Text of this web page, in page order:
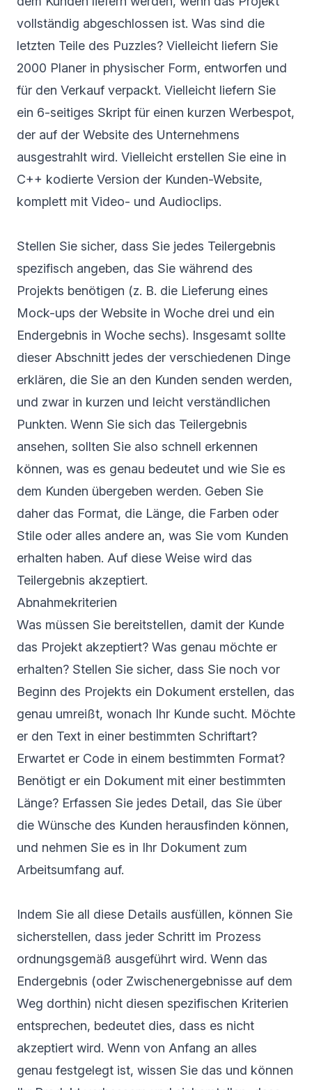
vollständig abgeschlossen ist. Was sind die
letzten Teile des Puzzles? Vielleicht liefern Sie
2000 Planer in physischer Form, entworfen und
für den Verkauf verpackt. Vielleicht liefern Sie
ein 6-seitiges Skript für einen kurzen Werbespot,
der auf der Website des Unternehmens
ausgestrahlt wird. Vielleicht erstellen Sie eine in
C++ kodierte Version der Kunden-Website,
komplett mit Video- und Audioclips.
Stellen Sie sicher, dass Sie jedes Teilergebnis
spezifisch angeben, das Sie während des
Projekts benötigen (z. B. die Lieferung eines
Mock-ups der Website in Woche drei und ein
Endergebnis in Woche sechs). Insgesamt sollte
dieser Abschnitt jedes der verschiedenen Dinge
erklären, die Sie an den Kunden senden werden,
und zwar in kurzen und leicht verständlichen
Punkten. Wenn Sie sich das Teilergebnis
ansehen, sollten Sie also schnell erkennen
können, was es genau bedeutet und wie Sie es
dem Kunden übergeben werden. Geben Sie
daher das Format, die Länge, die Farben oder
Stile oder alles andere an, was Sie vom Kunden
erhalten haben. Auf diese Weise wird das
Teilergebnis akzeptiert.
Abnahmekriterien
Was müssen Sie bereitstellen, damit der Kunde
das Projekt akzeptiert? Was genau möchte er
erhalten? Stellen Sie sicher, dass Sie noch vor
Beginn des Projekts ein Dokument erstellen, das
genau umreißt, wonach Ihr Kunde sucht. Möchte
er den Text in einer bestimmten Schriftart?
Erwartet er Code in einem bestimmten Format?
Benötigt er ein Dokument mit einer bestimmten
Länge? Erfassen Sie jedes Detail, das Sie über
die Wünsche des Kunden herausfinden können,
und nehmen Sie es in Ihr Dokument zum
Arbeitsumfang auf.
Indem Sie all diese Details ausfüllen, können Sie
sicherstellen, dass jeder Schritt im Prozess
ordnungsgemäß ausgeführt wird. Wenn das
Endergebnis (oder Zwischenergebnisse auf dem
Weg dorthin) nicht diesen spezifischen Kriterien
entsprechen, bedeutet dies, dass es nicht
akzeptiert wird. Wenn von Anfang an alles
genau festgelegt ist, wissen Sie das und können